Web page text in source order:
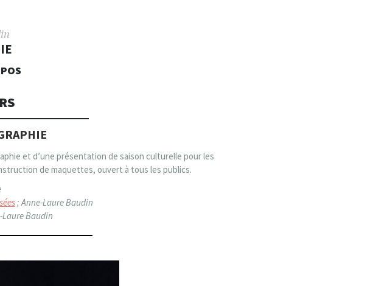
et d’une présentation de saison culturelle pour les
de maquettes, ouvert à tous les publics.
; Anne-Laure Baudin
Baudin